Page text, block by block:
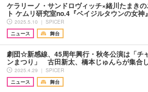
ケラリーノ・サンドロヴィッチ×緒川たまき
ト ケムリ研究室no.4『ベイジルタウンの女
2025.5.10 ｜ SPICER
ニュース
舞台
劇団☆新感線、45周年興行・秋冬公演は「チ
ンまつり」 古田新太、橋本じゅんらが集合
2025.4.29 ｜ SPICER
ニュース
舞台